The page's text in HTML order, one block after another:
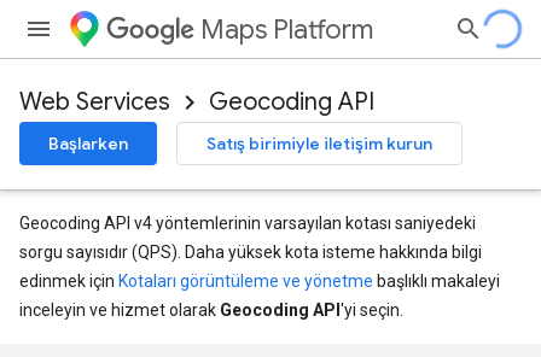
Maps Platform
Web Services Geocoding API
Başlarken Satış birimiyle iletişim kurun
Geocoding API v4 yöntemlerinin varsayılan kotası saniyedeki
sorgu sayısıdır (QPS). Daha yüksek kota isteme hakkında bilgi
edinmek için Kotaları görüntüleme ve yönetme başlıklı makaleyi
inceleyin ve hizmet olarak Geocoding API 'yi seçin.